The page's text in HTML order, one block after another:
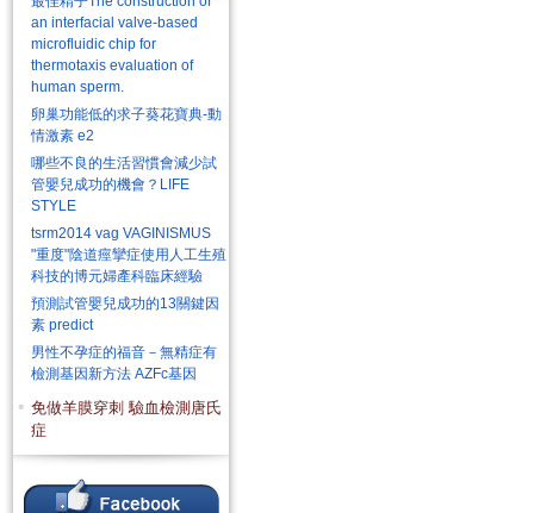
an interfacial valve-based
microfluidic chip for
thermotaxis evaluation of
human sperm.
卵巢功能低的求子葵花寶典-動
情激素 e2
哪些不良的生活習慣會減少試
管嬰兒成功的機會？LIFE
STYLE
tsrm2014 vag VAGINISMUS
"重度"陰道痙攣症使用人工生殖
科技的博元婦產科臨床經驗
預測試管嬰兒成功的13關鍵因
素 predict
男性不孕症的福音－無精症有
檢測基因新方法 AZFc基因
免做羊膜穿刺 驗血檢測唐氏
症